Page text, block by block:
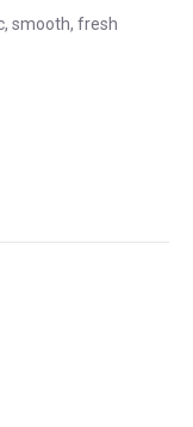
smooth, fresh